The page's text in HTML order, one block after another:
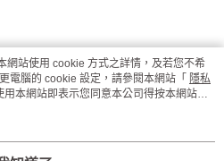
網站使用 cookie 方式之詳情，及若您不希
電腦的 cookie 設定，請參閱本網站「 隱私
用本網站即表示您同意本公司得按本網站使